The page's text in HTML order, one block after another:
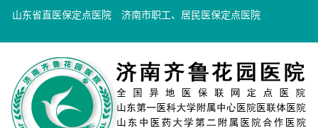
山东省直医保定点医院 济南市职工、居民医保定点医院